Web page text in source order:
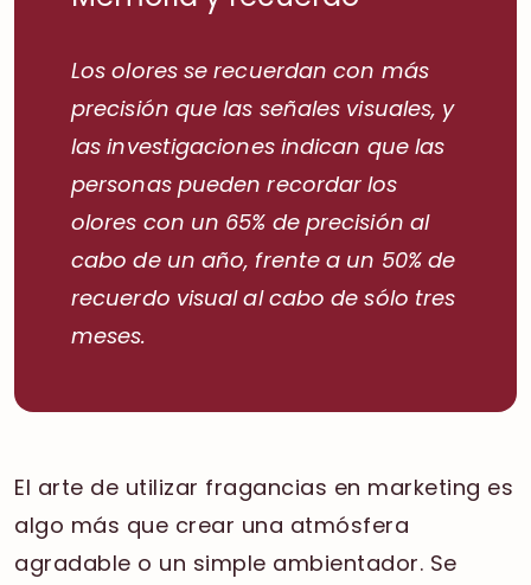
Los olores se recuerdan con más
precisión que las señales visuales, y
las investigaciones indican que las
personas pueden recordar los
olores con un 65% de precisión al
cabo de un año, frente a un 50% de
recuerdo visual al cabo de sólo tres
meses.
El arte de utilizar fragancias en marketing es
algo más que crear una atmósfera
agradable o un simple ambientador. Se